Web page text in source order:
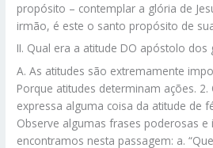
propósito – contemplar a glória de
irmão, é este o santo propósito de
II. Qual era a atitude DO apóstolo dos
A. As atitudes são extremamente
Porque atitudes determinam ações. 2.
expressa alguma coisa da atitude de
Observe algumas frases poderosas e
encontramos nesta passagem: a.